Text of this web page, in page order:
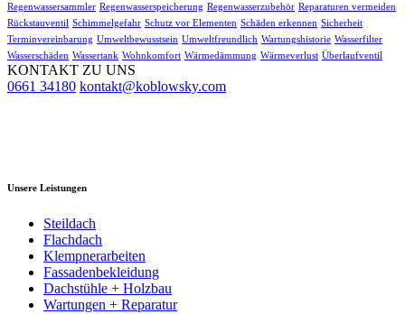
Regenwassersammler Regenwasserspeicherung Regenwasserzubehör Reparaturen vermeiden
Rückstauventil Schimmelgefahr Schutz vor Elementen Schäden erkennen Sicherheit
Terminvereinbarung Umweltbewusstsein Umweltfreundlich Wartungshistorie Wasserfilter
Wasserschäden Wassertank Wohnkomfort Wärmedämmung Wärmeverlust Überlaufventil
KONTAKT ZU UNS
0661 34180 kontakt@koblowsky.com
Unsere Leistungen
Steildach
Flachdach
Klempnerarbeiten
Fassadenbekleidung
Dachstühle + Holzbau
Wartungen + Reparatur